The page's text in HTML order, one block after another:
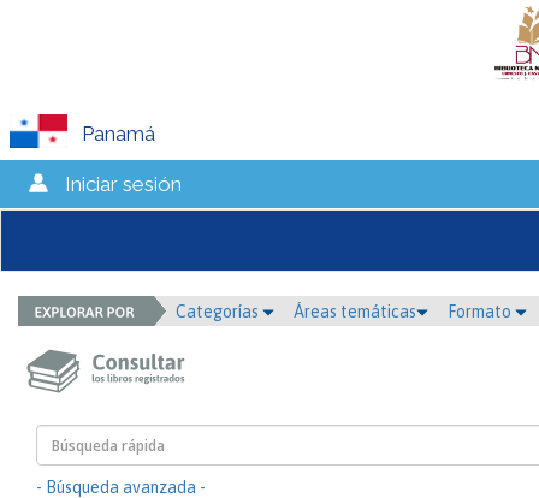
Panamá
Iniciar sesión
Categorías Áreas temáticas Formato
- Búsqueda avanzada -